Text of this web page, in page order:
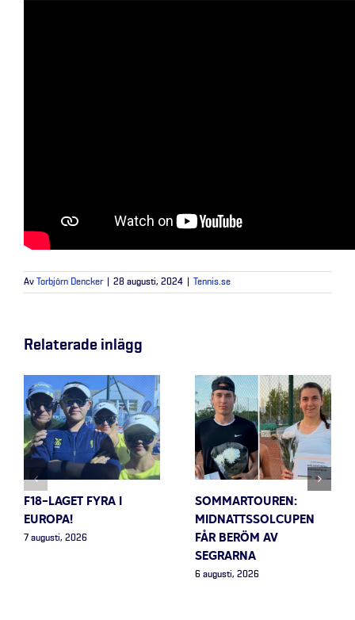
Av Torbjörn Dencker 28 augusti, 2024 Tennis.se
Relaterade inlägg
F18-LAGET FYRA I
EUROPA!
7 augusti, 2026
SOMMARTOUREN:
MIDNATTSSOLCUPEN
FÅR BERÖM AV
SEGRARNA
6 augusti, 2026